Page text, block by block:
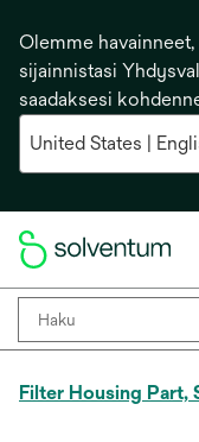
Olemme
sijainnistasi
saadaksesi
Filter Housing Part,